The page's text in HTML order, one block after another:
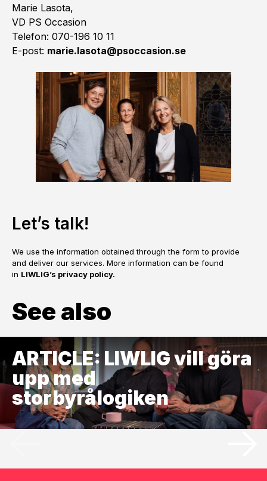
Marie Lasota,
VD PS Occasion
Telefon: 070-196 10 11
E-post: marie.lasota@psoccasion.se
Let’s talk!
We use the information obtained through the form to provide
and deliver our services. More information can be found
in LIWLIG’s privacy policy.
See also
ARTICLE: LIWLIG vill göra
upp med
storbyrålogiken